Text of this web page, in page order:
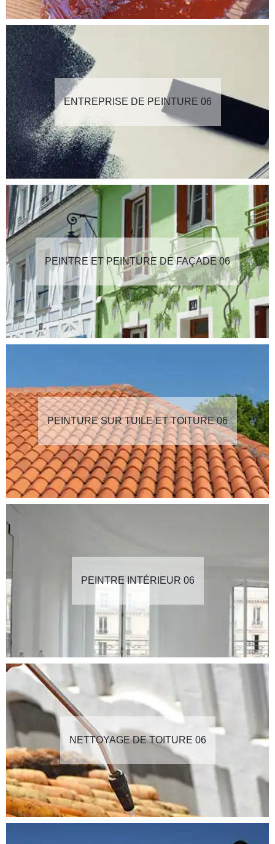
ENTREPRISE DE PEINTURE 06
PEINTRE ET PEINTURE DE FAÇADE 06
PEINTURE SUR TUILE ET TOITURE 06
PEINTRE INTÉRIEUR 06
NETTOYAGE DE TOITURE 06